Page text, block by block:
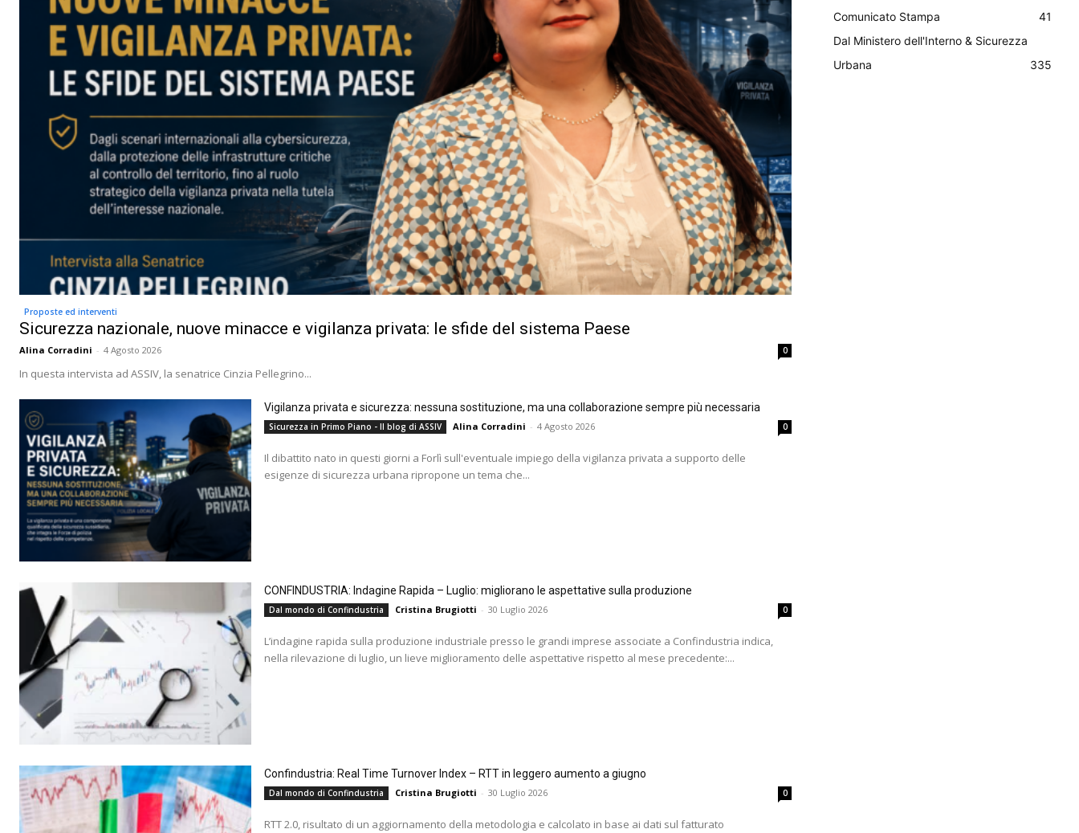
Proposte ed interventi
Sicurezza nazionale, nuove minacce e vigilanza privata: le sfide del sistema Paese
Alina Corradini - 4 Agosto 2026 0
In questa intervista ad ASSIV, la senatrice Cinzia Pellegrino...
Vigilanza privata e sicurezza: nessuna sostituzione, ma una collaborazione sempre più necessaria
Sicurezza in Primo Piano - Il blog di ASSIV Alina Corradini - 4 Agosto 2026 0
Il dibattito nato in questi giorni a Forlì sull'eventuale impiego della vigilanza privata a supporto delle
esigenze di sicurezza urbana ripropone un tema che...
CONFINDUSTRIA: Indagine Rapida – Luglio: migliorano le aspettative sulla produzione
Dal mondo di Confindustria Cristina Brugiotti - 30 Luglio 2026 0
L’indagine rapida sulla produzione industriale presso le grandi imprese associate a Confindustria indica,
nella rilevazione di luglio, un lieve miglioramento delle aspettative rispetto al mese precedente:...
Confindustria: Real Time Turnover Index – RTT in leggero aumento a giugno
Dal mondo di Confindustria Cristina Brugiotti - 30 Luglio 2026 0
RTT 2.0, risultato di un aggiornamento della metodologia e calcolato in base ai dati sul fatturato
Comunicato Stampa
41
Dal Ministero dell'Interno & Sicurezza
Urbana
335